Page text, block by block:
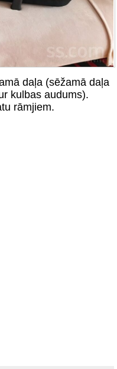
daļa (sēžamā daļa
kulbas audums).
rāmjiem.